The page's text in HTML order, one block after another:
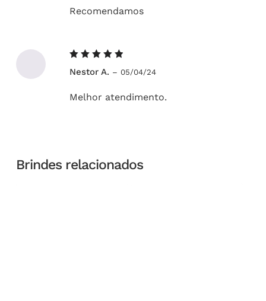
Recomendamos
5de 5
Nestor A. – 05/04/24
Melhor atendimento.
Brindes relacionados